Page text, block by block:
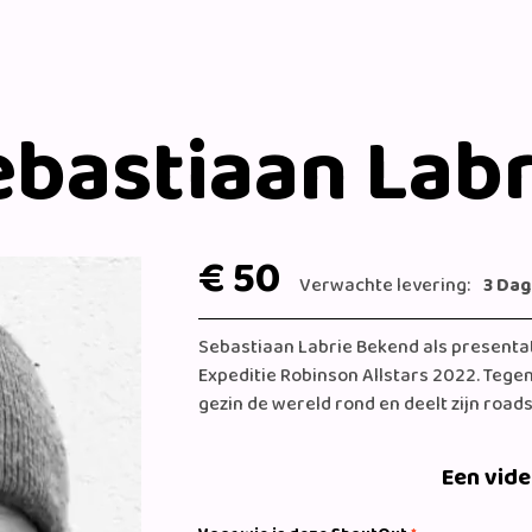
€ 50 Verwachte levering: 3
Sebastiaan Labrie Bekend als
Expeditie Robinson Allstars 2022.
gezin de wereld rond en deelt zijn
Een